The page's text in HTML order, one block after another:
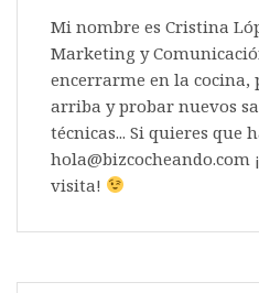
Mi nombre es Cristina
Marketing y
encerrarme en la cocina,
arriba y probar nuevos
técnicas... Si quieres que
hola@bizcocheando.com
visita!